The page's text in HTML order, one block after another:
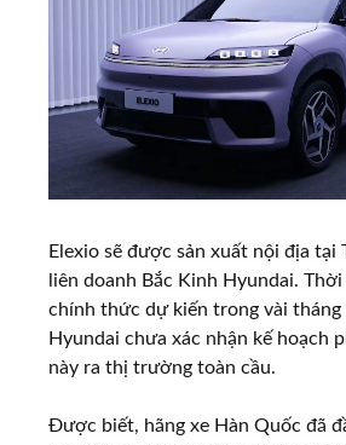
Elexio sẽ được sản xuất nội địa tại
liên doanh Bắc Kinh Hyundai.
chính thức dự kiến trong vài
Hyundai chưa xác nhận kế hoạch
này ra thị trường toàn cầu.
Được biết, hãng xe Hàn Quốc đã